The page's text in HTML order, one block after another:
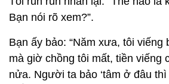
Bạn nói rõ xem?”.
Bạn ấy bảo: “Năm xưa, tôi viếng
mà giờ chồng tôi mất, tiền viếng
nửa. Người ta bảo ‘tâm ở đâu thì